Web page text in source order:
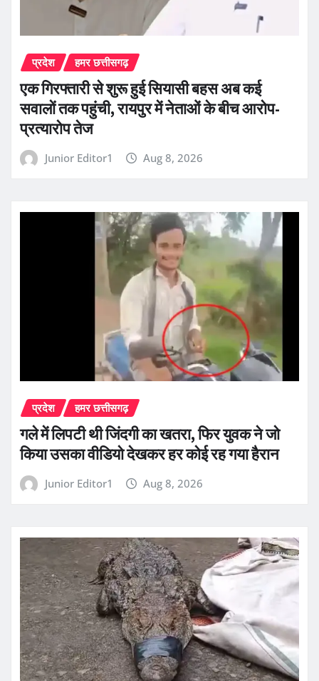
प्रदेश हमर छत्तीसगढ़
एक गिरफ्तारी से शुरू हुई सियासी बहस अब कई
सवालों तक पहुंची, रायपुर में नेताओं के बीच आरोप-
प्रत्यारोप तेज
Junior Editor1 Aug 8, 2026
प्रदेश हमर छत्तीसगढ़
गले में लिपटी थी जिंदगी का खतरा, फिर युवक ने जो
किया उसका वीडियो देखकर हर कोई रह गया हैरान
Junior Editor1 Aug 8, 2026